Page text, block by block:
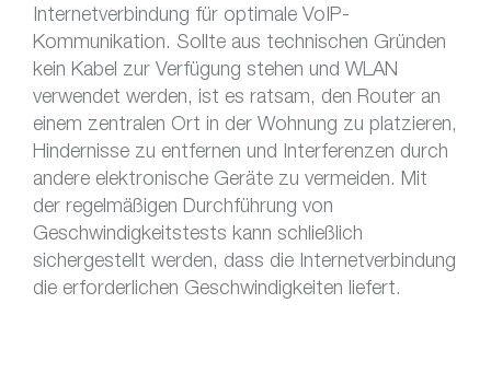
Internetverbindung für optimale VoIP-
Kommunikation. Sollte aus technischen Gründen
kein Kabel zur Verfügung stehen und WLAN
verwendet werden, ist es ratsam, den Router an
einem zentralen Ort in der Wohnung zu platzieren,
Hindernisse zu entfernen und Interferenzen durch
andere elektronische Geräte zu vermeiden. Mit
der regelmäßigen Durchführung von
Geschwindigkeitstests kann schließlich
sichergestellt werden, dass die Internetverbindung
die erforderlichen Geschwindigkeiten liefert.